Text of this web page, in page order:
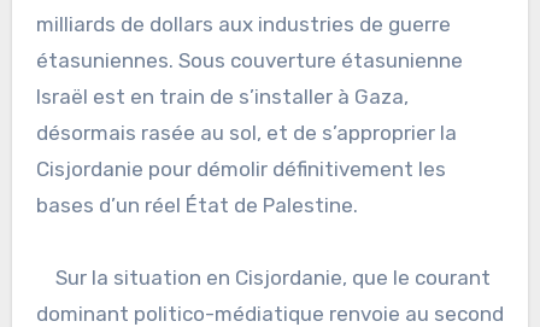
milliards de dollars aux industries de guerre
étasuniennes. Sous couverture étasunienne
Israël est en train de s’installer à Gaza,
désormais rasée au sol, et de s’approprier la
Cisjordanie pour démolir définitivement les
bases d’un réel État de Palestine.
Sur la situation en Cisjordanie, que le courant
dominant politico-médiatique renvoie au second